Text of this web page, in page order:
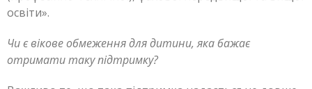
освіти».
Чи є вікове обмеження для дитини, яка бажає
отримати таку підтримку?